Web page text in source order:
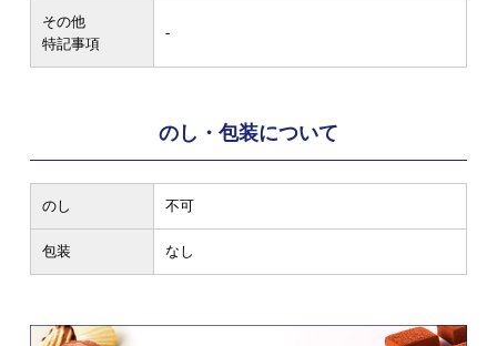
その他
特記事項
-
のし・包装について
のし 不可
包装 なし